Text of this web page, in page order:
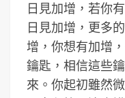
日見加增，若你
日見加增，更多
增，你想有加增
鑰匙，相信這些
來。你起初雖然